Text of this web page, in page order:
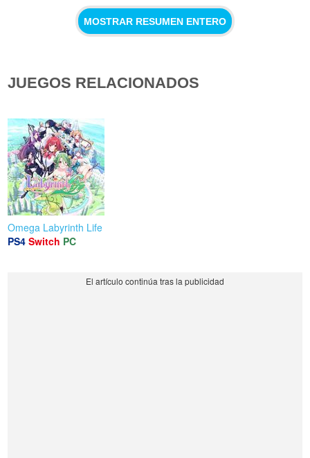
MOSTRAR RESUMEN ENTERO
JUEGOS RELACIONADOS
Omega Labyrinth Life
PS4 Switch PC